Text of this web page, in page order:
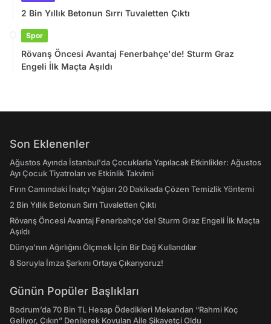
2 Bin Yıllık Betonun Sırrı Tuvaletten Çıktı
Spor
Rövanş Öncesi Avantaj Fenerbahçe'de! Sturm Graz
Engeli İlk Maçta Aşıldı
Son Eklenenler
Ağustos Ayında İstanbul'da Çocuklarla Yapılacak Etkinlikler: Ağustos
Ayı Çocuk Tiyatroları ve Etkinlik Takvimi
Fırın Camındaki İnatçı Yağları 20 Dakikada Çözen Temizlik Yöntemi
2 Bin Yıllık Betonun Sırrı Tuvaletten Çıktı
Rövanş Öncesi Avantaj Fenerbahçe'de! Sturm Graz Engeli İlk Maçta
Aşıldı
Dünya’nın Ağırlığını Ölçmek İçin Bir Dağ Kullandılar
8 Soruyla İmza Şarkını Ortaya Çıkarıyoruz!
Günün Popüler Başlıkları
Bodrum’da 70 Bin TL Hesap Ödedikleri Mekandan “Rahmi Koç
Geliyor, Çıkın” Denilerek Kovulan Aile Şikayetçi Oldu